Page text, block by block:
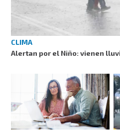
CLIMA
Alertan por el Niño: vienen